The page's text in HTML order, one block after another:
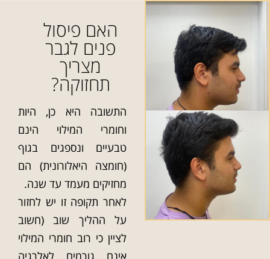
האם פיסול
פנים לגבר
מצריך
תחזוקה?
התשובה היא כן, היות
וחומרי המילוי הינם
טבעיים ונספגים בגוף
(חומצה היאלורונית) הם
מחזיקים מעמד עד שנה.
לאחר תקופה זו יש לחזור
על ההליך שוב (חשוב
לציין כי רוב חומרי המילוי
אינם גורמים לאלרגיה